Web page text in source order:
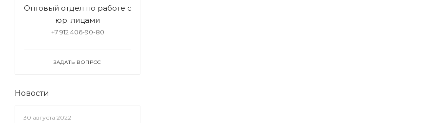
Оптовый отдел по работе с
юр. лицами
+7 912 406-90-80
ЗАДАТЬ ВОПРОС
Новости
30 августа 2022